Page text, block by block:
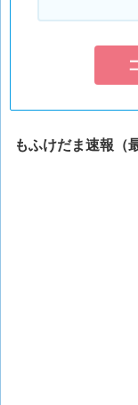
もふけだま速報（